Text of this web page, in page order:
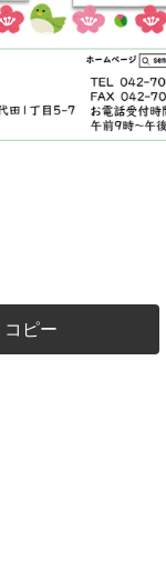
コピー